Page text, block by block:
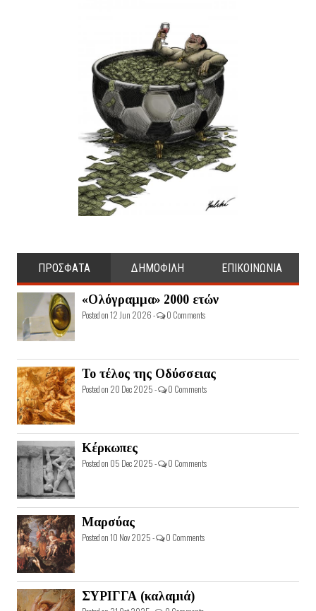
ΠΡΟΣΦΑΤΑ ΔΗΜΟΦΙΛΗ ΕΠΙΚΟΙΝΩΝΙΑ
«Ολόγραμμα» 2000 ετών
Posted on 12 Jun 2026 - 0 Comments
Το τέλος της Οδύσσειας
Posted on 20 Dec 2025 - 0 Comments
Κέρκωπες
Posted on 05 Dec 2025 - 0 Comments
Μαρσύας
Posted on 10 Nov 2025 - 0 Comments
ΣΥΡΙΓΓΑ (καλαμιά)